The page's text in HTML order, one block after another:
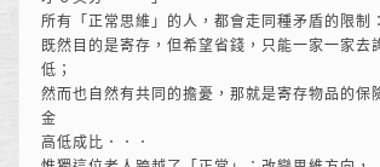
所有「正常思維」的人，都會走同種矛盾的限制：
既然目的是寄存，但希望省錢，只能一家一家去
低；
然而也自然有共同的擔憂，那就是寄存物品的保
金
高低成比．．．